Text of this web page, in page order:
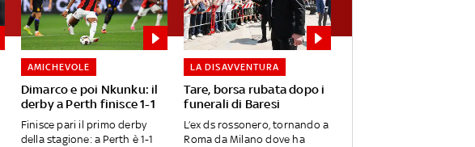
Dimarco e poi Nkunku: il
derby a Perth finisce 1-1
AMICHEVOLE
Finisce pari il primo derby
della stagione: a Perth è 1-1
Tare, borsa rubata dopo i
funerali di Baresi
LA DISAVVENTURA
L’ex ds rossonero, tornando a
Roma da Milano dove ha